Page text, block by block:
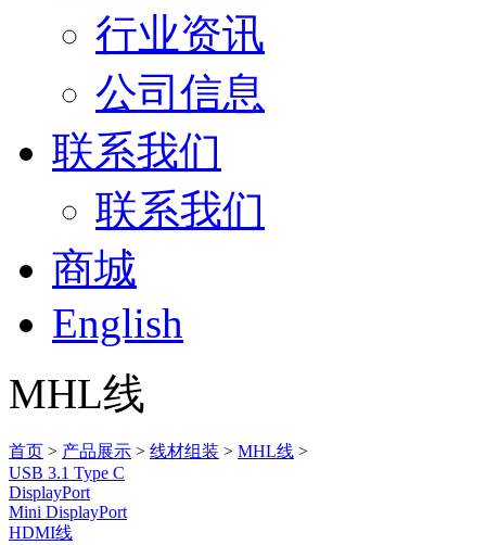
行业资讯
公司信息
联系我们
联系我们
商城
English
MHL线
首页 > 产品展示 > 线材组装 > MHL线 >
USB 3.1 Type C
DisplayPort
Mini DisplayPort
HDMI线